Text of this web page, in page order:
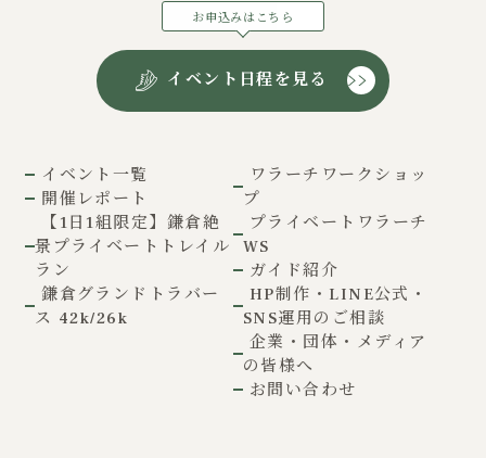
お申込みはこちら
イベント日程を見る
イベント一覧
開催レポート
【1日1組限定】鎌倉絶
景プライベートトレイル
ラン
鎌倉グランドトラバー
ス 42k/26k
ワラーチワークショッ
プ
プライベートワラーチ
WS
ガイド紹介
HP制作・LINE公式・
SNS運用のご相談
企業・団体・メディア
の皆様へ
お問い合わせ